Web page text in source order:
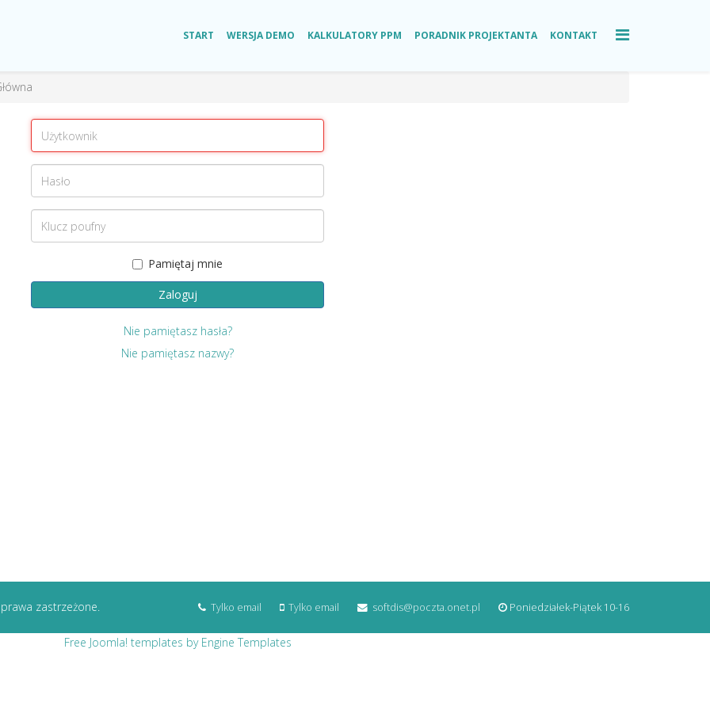
START WERSJA DEMO KALKULATORY PPM PORADNIK PROJEKTANTA KONTAKT
Pamiętaj mnie
Zaloguj
Nie pamiętasz hasła?
Nie pamiętasz nazwy?
Tylko email Tylko email softdis@poczta.onet.pl Poniedziałek-Piątek 10-16
zastrzeżone.
Free Joomla! templates by Engine Templates